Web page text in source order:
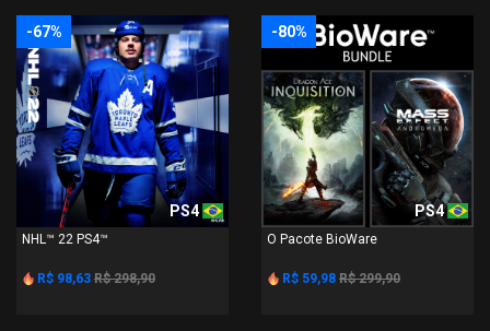
-67%
PS4
NHL™ 22 PS4™
R$ 98,63 R$ 298,90
-80%
PS4
O Pacote BioWare
R$ 59,98 R$ 299,90